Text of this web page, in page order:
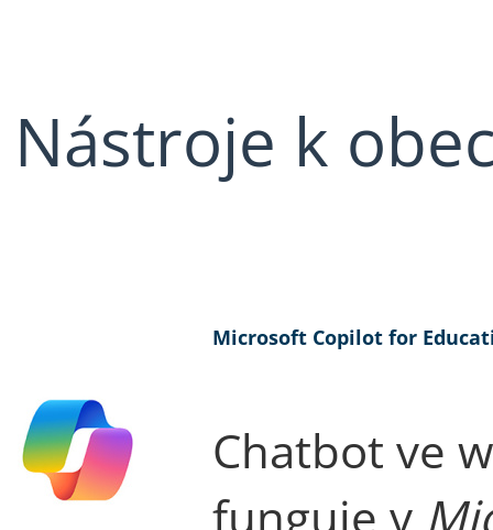
Nástroje k
Microsoft Copilot for
Chatbot ve
funguje v